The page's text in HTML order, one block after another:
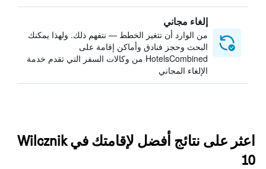
إلغاء مجاني
من الوارد أن تتغير الخطط — نتفهم ذلك. ولهذا يمكنك
البحث وحجز فنادق وأماكن إقامة على
HotelsCombined من وكالات السفر التي تقدم خدمة
الإلغاء المجاني
اعثر على نتائج أفضل لإقامتك في Wilcznik
10